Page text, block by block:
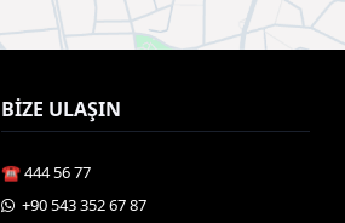
BIZE ULAŞIN
☎️ 444 56 77
️ +90 543 352 67 87